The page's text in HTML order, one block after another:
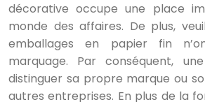
décorative occupe une place
monde des affaires. De plus,
emballages en papier fin
marquage. Par conséquent,
distinguer sa propre marque ou
autres entreprises. En plus de la